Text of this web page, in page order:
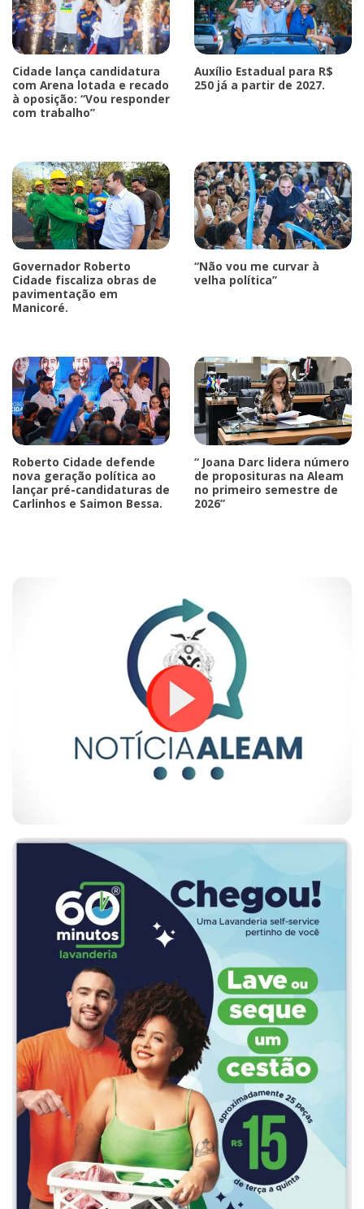
Cidade lança candidatura
com Arena lotada e recado
à oposição: “Vou responder
com trabalho”
Auxílio Estadual para R$
250 já a partir de 2027.
Governador Roberto
Cidade fiscaliza obras de
pavimentação em
Manicoré.
“Não vou me curvar à
velha política”
Roberto Cidade defende
nova geração política ao
lançar pré-candidaturas de
Carlinhos e Saimon Bessa.
“ Joana Darc lidera número
de proposituras na Aleam
no primeiro semestre de
2026”